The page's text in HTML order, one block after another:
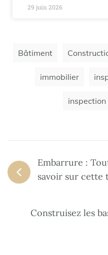
29 juin 2026
Bâtiment
immobilier
Embarrure :
savoir sur cette
Construisez les